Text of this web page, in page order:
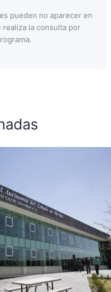
pueden no aparecer en
la consulta por